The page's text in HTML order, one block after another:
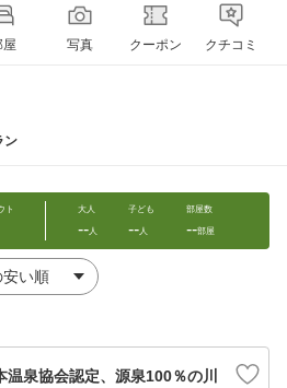
屋 写真 クーポン クチコミ
ン
ト 大人
--人
子ども
--人
部屋数
--部屋
温泉協会認定、源泉100％の川